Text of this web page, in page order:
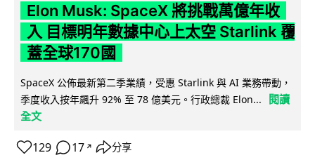
Elon Musk: SpaceX 將挑戰萬億年收
入 目標明年數據中心上太空 Starlink 覆
蓋全球170國
SpaceX 公佈最新第二季業績，受惠 Starlink 與 AI 業務帶動，
季度收入按年飆升 92% 至 78 億美元。行政總裁 Elon...
閱讀
全文
129 17 ↗ 分享